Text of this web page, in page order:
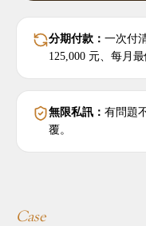
分期付款： 一次付
125,000 元、每月最
無限私訊： 有問題
覆。
Case